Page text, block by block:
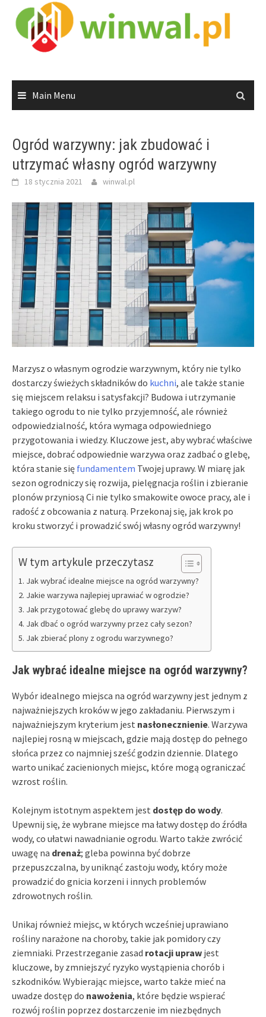
content
Main Menu
Ogród warzywny: jak zbudować i
utrzymać własny ogród warzywny
18 stycznia 2021 winwal.pl
Marzysz o własnym ogrodzie warzywnym, który nie tylko
dostarczy świeżych składników do kuchni, ale także stanie
się miejscem relaksu i satysfakcji? Budowa i utrzymanie
takiego ogrodu to nie tylko przyjemność, ale również
odpowiedzialność, która wymaga odpowiedniego
przygotowania i wiedzy. Kluczowe jest, aby wybrać właściwe
miejsce, dobrać odpowiednie warzywa oraz zadbać o glebę,
która stanie się fundamentem Twojej uprawy. W miarę jak
sezon ogrodniczy się rozwija, pielęgnacja roślin i zbieranie
plonów przyniosą Ci nie tylko smakowite owoce pracy, ale i
radość z obcowania z naturą. Przekonaj się, jak krok po
kroku stworzyć i prowadzić swój własny ogród warzywny!
W tym artykule przeczytasz
Jak wybrać idealne miejsce na ogród warzywny?
Jakie warzywa najlepiej uprawiać w ogrodzie?
Jak przygotować glebę do uprawy warzyw?
Jak dbać o ogród warzywny przez cały sezon?
Jak zbierać plony z ogrodu warzywnego?
Jak wybrać idealne miejsce na ogród warzywny?
Wybór idealnego miejsca na ogród warzywny jest jednym z
najważniejszych kroków w jego zakładaniu. Pierwszym i
najważniejszym kryterium jest nasłonecznienie. Warzywa
najlepiej rosną w miejscach, gdzie mają dostęp do pełnego
słońca przez co najmniej sześć godzin dziennie. Dlatego
warto unikać zacienionych miejsc, które mogą ograniczać
wzrost roślin.
Kolejnym istotnym aspektem jest dostęp do wody.
Upewnij się, że wybrane miejsce ma łatwy dostęp do źródła
wody, co ułatwi nawadnianie ogrodu. Warto także zwrócić
uwagę na drenaż; gleba powinna być dobrze
przepuszczalna, by uniknąć zastoju wody, który może
prowadzić do gnicia korzeni i innych problemów
zdrowotnych roślin.
Unikaj również miejsc, w których wcześniej uprawiano
rośliny narażone na choroby, takie jak pomidory czy
ziemniaki. Przestrzeganie zasad rotacji upraw jest
kluczowe, by zmniejszyć ryzyko wystąpienia chorób i
szkodników. Wybierając miejsce, warto także mieć na
uwadze dostęp do nawożenia, które będzie wspierać
rozwój roślin poprzez dostarczenie im niezbędnych